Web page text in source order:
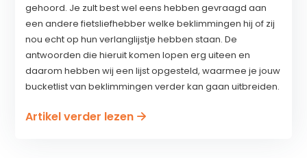
gehoord. Je zult best wel eens hebben gevraagd aan
een andere fietsliefhebber welke beklimmingen hij of zij
nou echt op hun verlanglijstje hebben staan. De
antwoorden die hieruit komen lopen erg uiteen en
daarom hebben wij een lijst opgesteld, waarmee je jouw
bucketlist van beklimmingen verder kan gaan uitbreiden.
Artikel verder lezen